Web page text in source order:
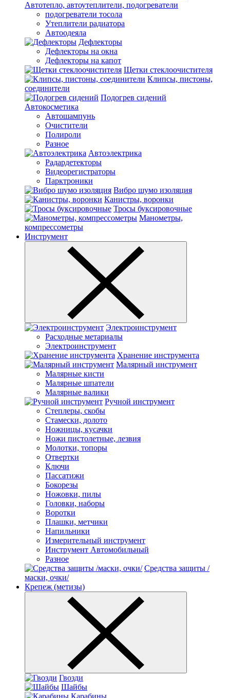
Автотепло, автоутеплители, подогреватели
подогреватели тосола
Утеплители радиатора
Автоодеяла
Дефлекторы
Дефлекторы на окна
Дефлекторы на капот
Щетки стеклоочистителя
Клипсы, пистоны,
соединители
Подогрев сидений
Автокосметика
Автошампунь
Очистители
Полироли
Разное
Автоэлектрика
Радардетекторы
Видеорегистраторы
Парктроники
Вибро шумо изоляция
Канистры, воронки
Тросы буксировочные
Манометры,
компрессометры
Инструмент
Электроинструмент
Расходные метариалы
Электроинструмент
Хранение инструмента
Малярный инструмент
Малярные кисти
Малярные шпатели
Малярные валики
Ручной инструмент
Степлеры, скобы
Стамески, долото
Ножницы, кусачки
Ножи пистолетные, лезвия
Молотки, топоры
Отвертки
Ключи
Пассатижи
Бокорезы
Ножовки, пилы
Головки, наборы
Воротки
Плашки, метчики
Напильники
Измерительный инструмент
Инструмент Автомобильный
Разное
Средства защиты /
маски, очки/
Крепеж (метизы)
Гвозди
Шайбы
Карабины